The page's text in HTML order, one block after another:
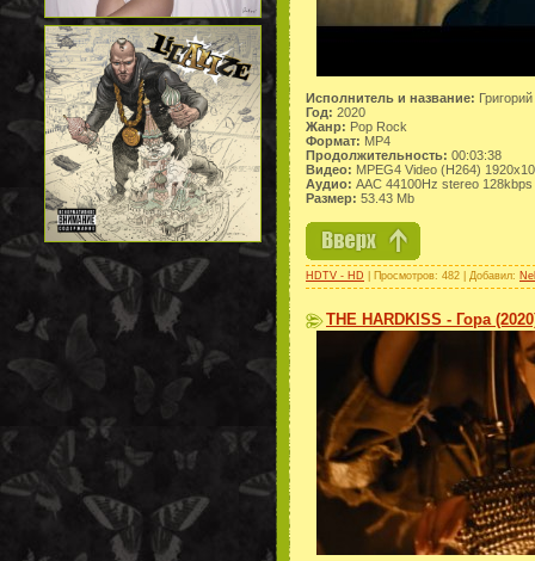
Исполнитель и название:
Год: 2020
Жанр: Pop Rock
Формат: MP4
Продолжительность: 00:03:38
Видео: MPEG4 Video (H264)
Аудио: AAC 44100Hz stereo 128kbps
Размер: 53.43 Mb
HDTV - HD | Просмотров: 482 | Добавил:
THE HARDKISS - Гора